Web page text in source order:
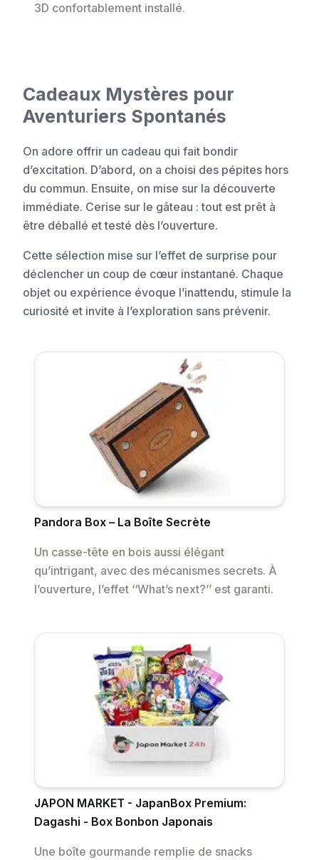
3D confortablement installé.
Cadeaux Mystères pour
Aventuriers Spontanés
On adore offrir un cadeau qui fait bondir
d’excitation. D’abord, on a choisi des pépites hors
du commun. Ensuite, on mise sur la découverte
immédiate. Cerise sur le gâteau : tout est prêt à
être déballé et testé dès l’ouverture.
Cette sélection mise sur l’effet de surprise pour
déclencher un coup de cœur instantané. Chaque
objet ou expérience évoque l’inattendu, stimule la
curiosité et invite à l’exploration sans prévenir.
Pandora Box – La Boîte Secrète
Un casse-tête en bois aussi élégant
qu’intrigant, avec des mécanismes secrets. À
l’ouverture, l’effet ‘‘What’s next?’’ est garanti.
JAPON MARKET - JapanBox Premium:
Dagashi - Box Bonbon Japonais
Une boîte gourmande remplie de snacks